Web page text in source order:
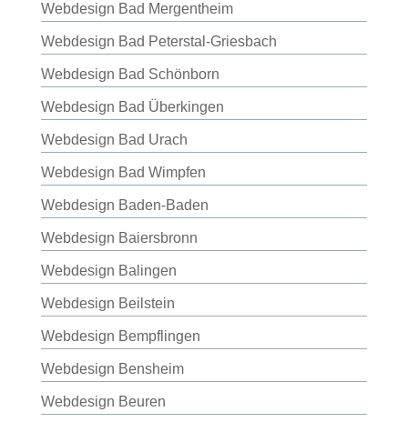
Webdesign Bad Mergentheim
Webdesign Bad Peterstal-Griesbach
Webdesign Bad Schönborn
Webdesign Bad Überkingen
Webdesign Bad Urach
Webdesign Bad Wimpfen
Webdesign Baden-Baden
Webdesign Baiersbronn
Webdesign Balingen
Webdesign Beilstein
Webdesign Bempflingen
Webdesign Bensheim
Webdesign Beuren